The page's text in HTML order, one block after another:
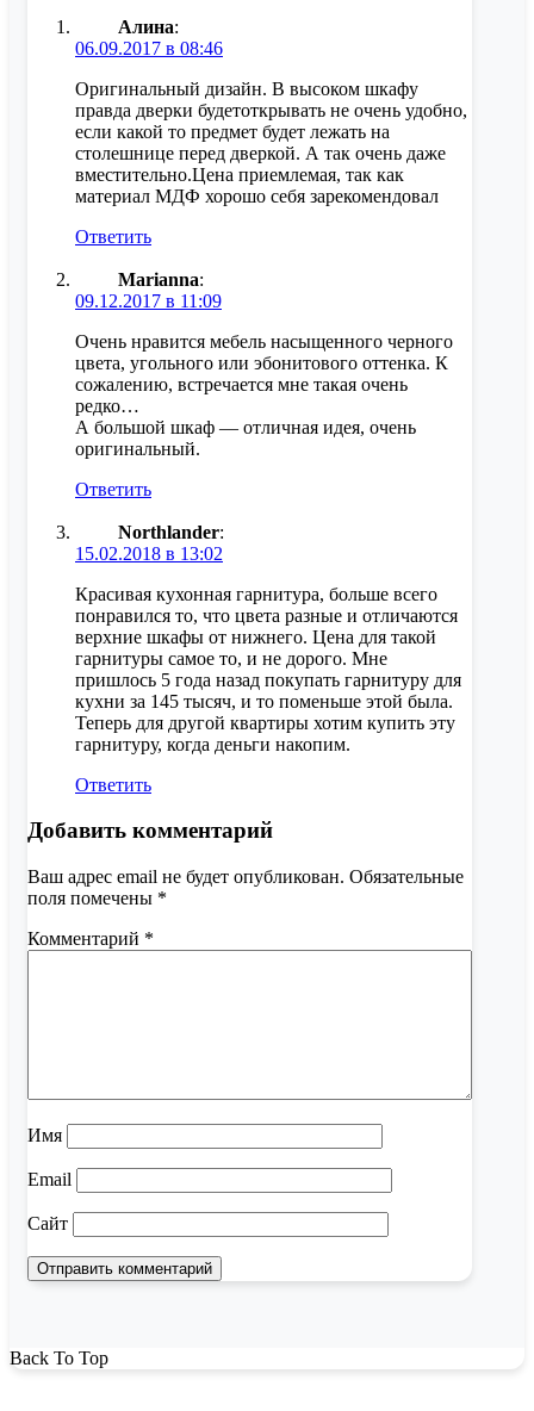
Алина:
06.09.2017 в 08:46
Оригинальный дизайн. В высоком шкафу
правда дверки будетоткрывать не очень удобно,
если какой то предмет будет лежать на
столешнице перед дверкой. А так очень даже
вместительно.Цена приемлемая, так как
материал МДФ хорошо себя зарекомендовал
Ответить
Marianna:
09.12.2017 в 11:09
Очень нравится мебель насыщенного черного
цвета, угольного или эбонитового оттенка. К
сожалению, встречается мне такая очень
редко…
А большой шкаф — отличная идея, очень
оригинальный.
Ответить
Northlander:
15.02.2018 в 13:02
Красивая кухонная гарнитура, больше всего
понравился то, что цвета разные и отличаются
верхние шкафы от нижнего. Цена для такой
гарнитуры самое то, и не дорого. Мне
пришлось 5 года назад покупать гарнитуру для
кухни за 145 тысяч, и то поменьше этой была.
Теперь для другой квартиры хотим купить эту
гарнитуру, когда деньги накопим.
Ответить
Добавить комментарий
Ваш адрес email не будет опубликован. Обязательные
поля помечены *
Комментарий *
Имя
Email
Сайт
Back To Top